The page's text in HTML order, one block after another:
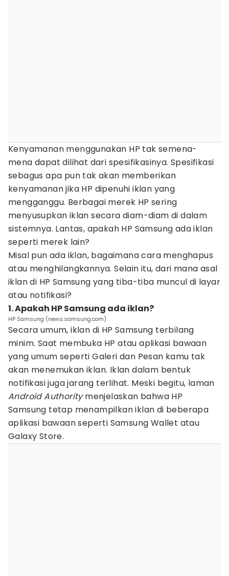
Kenyamanan menggunakan HP tak semena-
mena dapat dilihat dari spesifikasinya. Spesifikasi
sebagus apa pun tak akan memberikan
kenyamanan jika HP dipenuhi iklan yang
mengganggu. Berbagai merek HP sering
menyusupkan iklan secara diam-diam di dalam
sistemnya. Lantas, apakah HP Samsung ada iklan
seperti merek lain?
Misal pun ada iklan, bagaimana cara menghapus
atau menghilangkannya. Selain itu, dari mana asal
iklan di HP Samsung yang tiba-tiba muncul di layar
atau notifikasi?
1. Apakah HP Samsung ada iklan?
HP Samsung (news.samsung.com)
Secara umum, iklan di HP Samsung terbilang
minim. Saat membuka HP atau aplikasi bawaan
yang umum seperti Galeri dan Pesan kamu tak
akan menemukan iklan. Iklan dalam bentuk
notifikasi juga jarang terlihat. Meski begitu, laman
Android Authoritymenjelaskan bahwa HP
Samsung tetap menampilkan iklan di beberapa
aplikasi bawaan seperti Samsung Wallet atau
Galaxy Store.